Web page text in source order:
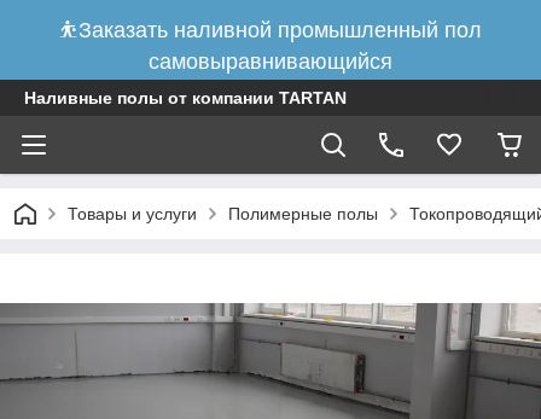
⛹Заказать наливной промышленный пол
самовыравнивающийся
Наливные полы от компании TARTAN
Товары и услуги Полимерные полы